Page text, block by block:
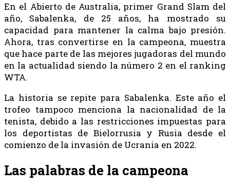
En el Abierto de Australia, primer Grand Slam del
año, Sabalenka, de 25 años, ha mostrado su
capacidad para mantener la calma bajo presión.
Ahora, tras convertirse en la campeona, muestra
que hace parte de las mejores jugadoras del mundo
en la actualidad siendo la número 2 en el ranking
WTA.
La historia se repite para Sabalenka. Este año el
trofeo tampoco menciona la nacionalidad de la
tenista, debido a las restricciones impuestas para
los deportistas de Bielorrusia y Rusia desde el
comienzo de la invasión de Ucrania en 2022.
Las palabras de la campeona